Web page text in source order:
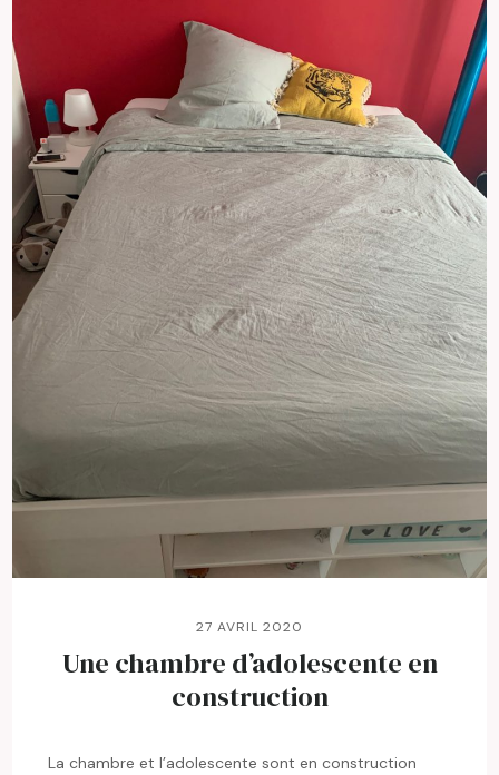
27 AVRIL 2020
Une chambre d’adolescente en
construction
La chambre et l’adolescente sont en construction